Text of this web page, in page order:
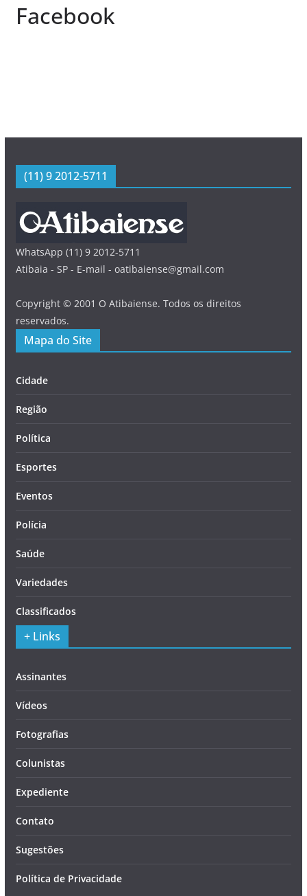
Facebook
(11) 9 2012-5711
WhatsApp (11) 9 2012-5711
Atibaia - SP - E-mail - oatibaiense@gmail.com
Copyright © 2001 O Atibaiense. Todos os direitos
reservados.
Mapa do Site
Cidade
Região
Política
Esportes
Eventos
Polícia
Saúde
Variedades
Classificados
+ Links
Assinantes
Vídeos
Fotografias
Colunistas
Expediente
Contato
Sugestões
Política de Privacidade